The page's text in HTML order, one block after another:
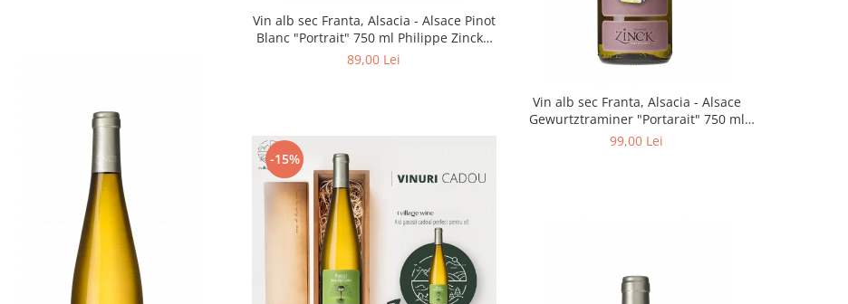
Vin alb sec Franta, Alsacia - Alsace Pinot
Blanc "Portrait" 750 ml Philippe Zinck -
Domaine Zinck
89,00 Lei
Vin alb sec Franta, Alsacia - Alsace
Gewurtztraminer "Portarait" 750 ml
Philippe Zinck - Domaine Zinck
99,00 Lei
-15%